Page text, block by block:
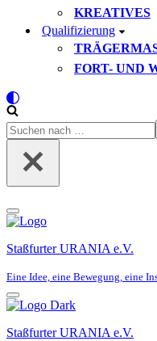
KREATIVES
Qualifizierung
FORT- UND
Suchen
nach …
Navigationsmenü
Staßfurter URANIA e.V.
Eine Idee, eine Bewegung, eine
Navigationsmenü
Staßfurter URANIA e.V.